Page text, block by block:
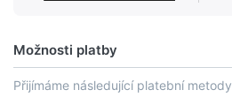
Možnosti platby
Přijímáme následující platební metody